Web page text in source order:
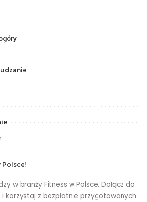
Polsce!
w branży Fitness w Polsce. Dołącz do
i korzystaj z bezpłatnie przygotowanych